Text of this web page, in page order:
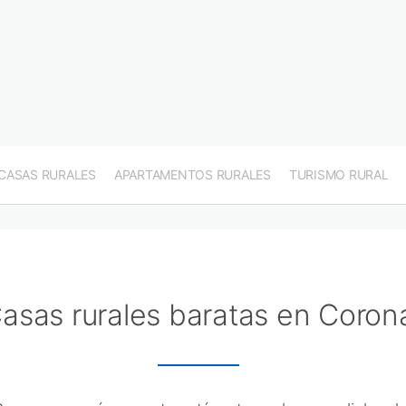
RURALES APARTAMENTOS RURALES TURISMO RURAL
rurales baratas en